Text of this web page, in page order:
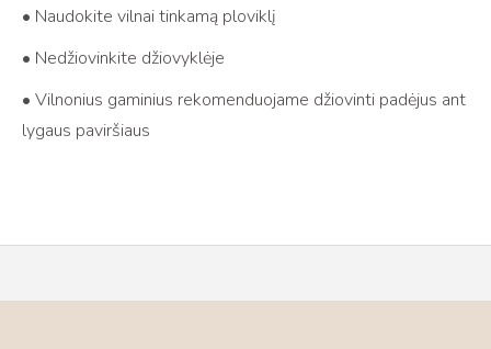
• Naudokite vilnai tinkamą ploviklį
• Nedžiovinkite džiovyklėje
• Vilnonius gaminius rekomenduojame džiovinti padėjus ant
lygaus paviršiaus